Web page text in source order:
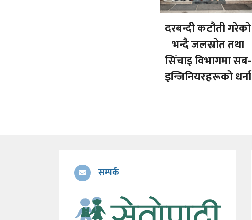
दरबन्दी कटौती गरेको
भन्दै जलस्रोत तथा
सिँचाइ विभागमा सब-
इन्जिनियरहरूको धर्ना
सम्पर्क